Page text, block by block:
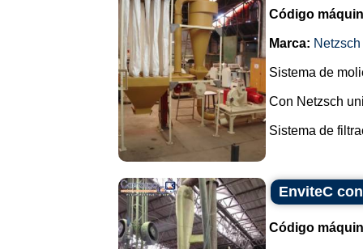
Código
Marca: Netzsch
Sistema de
Con Netzsch
Sistema de
EnviteC
Código